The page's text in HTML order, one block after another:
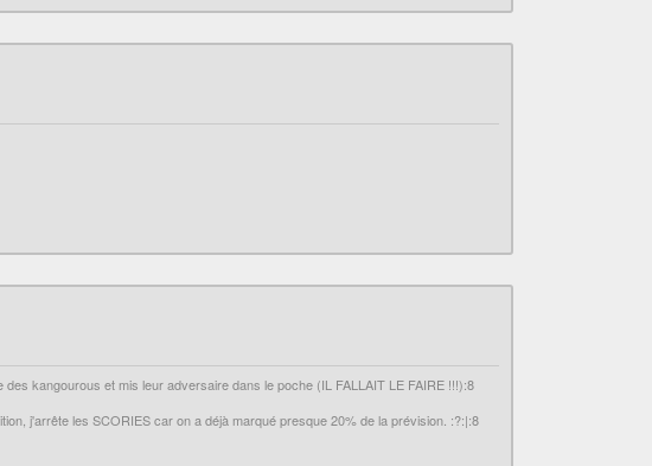
kangourous et mis leur adversaire dans le poche (IL FALLAIT LE FAIRE !!!):8
j'arrête les SCORIES car on a déjà marqué presque 20% de la prévision. :?:|:8